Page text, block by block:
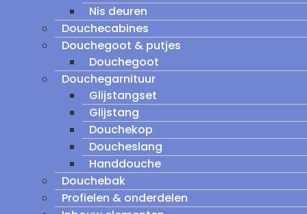
Nis deuren
Douchecabines
Douchegoot & putjes
Douchegoot
Douchegarnituur
Glijstangset
Glijstang
Douchekop
Doucheslang
Handdouche
Douchebak
Profielen & onderdelen